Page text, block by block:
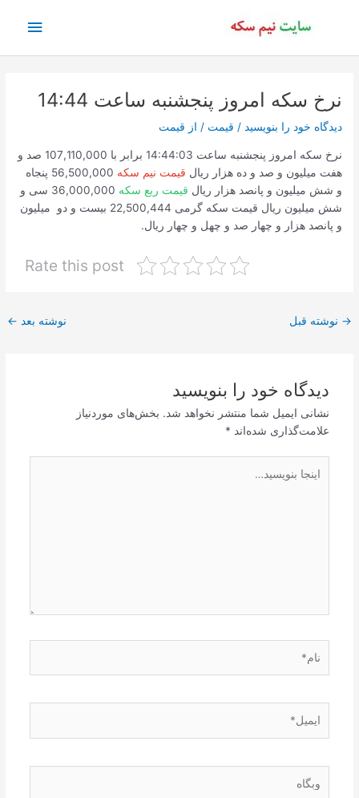
اصلی
نرخ سکه امروز پنجشنبه ساعت 14:44
دیدگاه‌ خود را بنویسید / قیمت / از قیمت
نرخ سکه امروز پنجشنبه ساعت 14:44:03 برابر با 107,110,000 صد و
هفت میلیون و صد و ده هزار ریال قیمت نیم سکه
56,500,000 پنجاه
و شش میلیون و پانصد هزار ریال قیمت ربع سکه
36,000,000 سی و
شش میلیون ریال قیمت سکه گرمی 22,500,444 بیست و دو میلیون
و پانصد هزار و چهار صد و چهل و چهار ریال.
Rate this post
پیمایش
→ نوشته قبل نوشته بعد ←
دیدگاه‌ خود را بنویسید
نشانی ایمیل شما منتشر نخواهد شد. بخش‌های موردنیاز
علامت‌گذاری شده‌اند *
بنویسید…